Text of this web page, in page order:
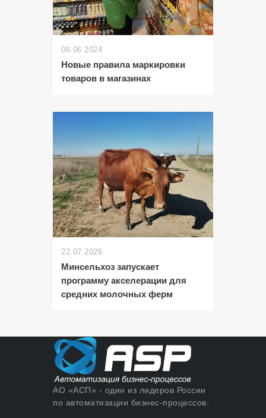
06.06.2024
Новые правила маркировки
товаров в магазинах
22.07.2026
Минсельхоз запускает
программу акселерации для
средних молочных ферм
АО «АСП» - один из лидеров России
по автоматизации бизнес-процессов.